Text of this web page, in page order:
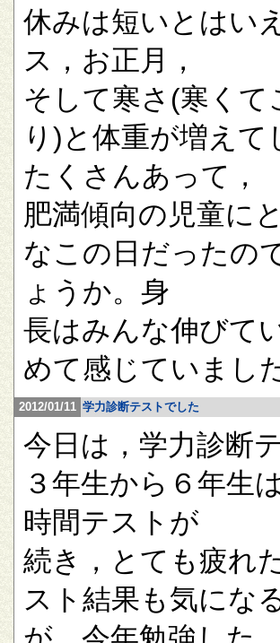
休みは短いとはい
ス，お正月，
そして寒さ(寒くて
り)と体重が増え
たくさんあって，
肥満傾向の児童に
なこの日だったの
ょうか。身
長はみんな伸びて
めて感じていまし
2012/01/11 学力診断テストでした
今日は，学力診断
３年生から６年生
時間テストが
続き，とても疲れ
スト結果も気にな